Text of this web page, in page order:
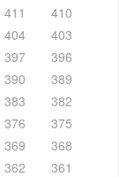
411
410
404
403
397
396
390
389
383
382
376
375
369
368
362
361